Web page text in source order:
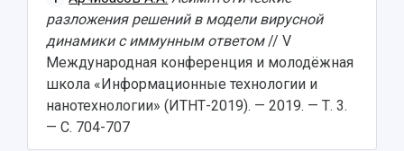
разложения решений в модели вирусной
динамики с иммунным ответом// V
Международная конференция и молодёжная
школа «Информационные технологии и
нанотехнологии» (ИТНТ-2019). — 2019. — Т. 3.
— С. 704-707